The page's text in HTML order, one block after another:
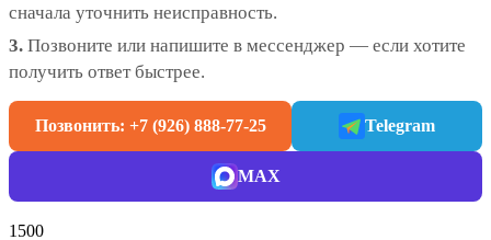
сначала уточнить неисправность.
3. Позвоните или напишите в мессенджер — если хотите
получить ответ быстрее.
Позвонить: +7 (926) 888-77-25 Telegram
MAX
1500